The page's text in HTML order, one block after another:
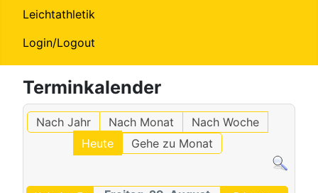
Leichtathletik
Login/Logout
Terminkalender
Nach Jahr Nach Monat
Nach Woche
Heute
Gehe zu Monat